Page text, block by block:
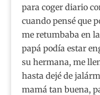
para coger diario
cuando pensé que
me retumbaba en
papá podía estar
su hermana, me
hasta dejé de
mamá tan buena,